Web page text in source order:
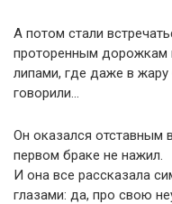
А потом стали
проторенным дорожкам
липами, где даже в
говорили…
Он оказался отставным
первом браке не нажил.
И она все рассказала
глазами: да, про свою